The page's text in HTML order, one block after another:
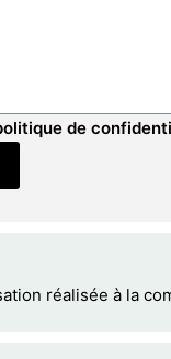
de
réalisée à la